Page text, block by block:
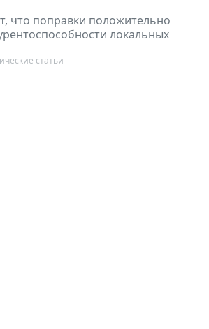
что поправки положительно
локальных
статьи